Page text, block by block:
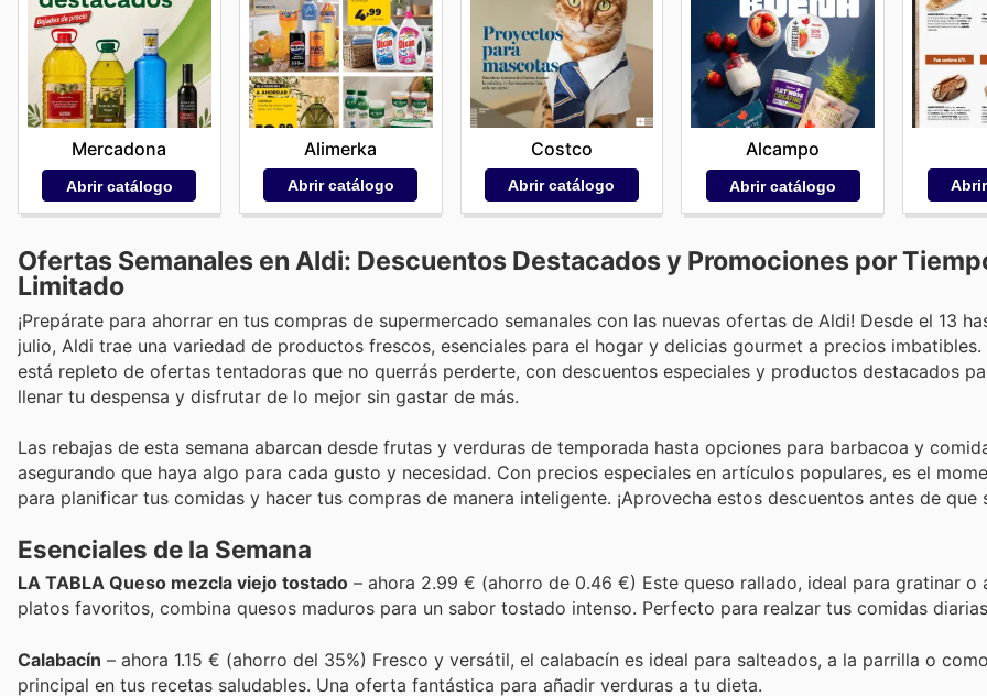
Mercadona
Abrir catálogo
Alimerka
Abrir catálogo
Costco
Abrir catálogo
Alcampo
Abrir catálogo
Ofertas Semanales en Aldi: Descuentos Destacados y Promociones por
Limitado
¡Prepárate para ahorrar en tus compras de supermercado semanales con las nuevas ofertas de Aldi! Desde el 13
julio, Aldi trae una variedad de productos frescos, esenciales para el hogar y delicias gourmet a precios
está repleto de ofertas tentadoras que no querrás perderte, con descuentos especiales y productos destacados
llenar tu despensa y disfrutar de lo mejor sin gastar de más.
Las rebajas de esta semana abarcan desde frutas y verduras de temporada hasta opciones para barbacoa y
asegurando que haya algo para cada gusto y necesidad. Con precios especiales en artículos populares, es el
para planificar tus comidas y hacer tus compras de manera inteligente. ¡Aprovecha estos descuentos antes de que
Esenciales de la Semana
LA TABLA Queso mezcla viejo tostado – ahora 2.99 € (ahorro de 0.46 €) Este queso rallado, ideal para gratinar o
platos favoritos, combina quesos maduros para un sabor tostado intenso. Perfecto para realzar tus comidas
Calabacín – ahora 1.15 € (ahorro del 35%) Fresco y versátil, el calabacín es ideal para salteados, a la parrilla o
principal en tus recetas saludables. Una oferta fantástica para añadir verduras a tu dieta.